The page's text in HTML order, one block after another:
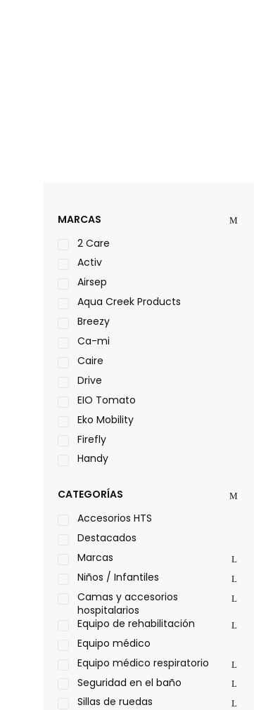
MARCAS
2 Care
Activ
Airsep
Aqua Creek Products
Breezy
Ca-mi
Caire
Drive
EIO Tomato
Eko Mobility
Firefly
Handy
Leggero
Lumex
Medical Store
Nidek
Oxiplus
Philips
Pride
Xiehe Medical
CATEGORÍAS
Accesorios HTS
Destacados
Marcas
Niños / Infantiles
Camas y accesorios
hospitalarios
Equipo de rehabilitación
Equipo médico
Equipo médico respiratorio
Seguridad en el baño
Sillas de ruedas